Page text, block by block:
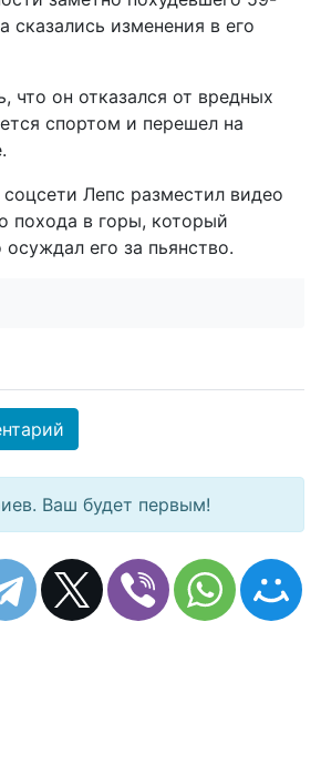
сказались изменения в его
что он отказался от вредных
спортом и перешел на
соцсети Лепс разместил видео
похода в горы, который
его за пьянство.
Ваш будет первым!